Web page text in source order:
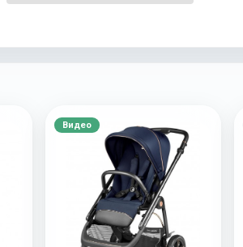
Видео